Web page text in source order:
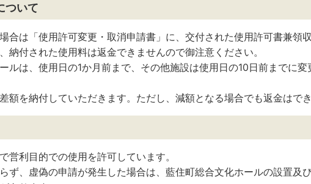
ついて
合は「使用許可変更・取消申請書」に、交付された使用許可書兼領
納付された使用料は返金できませんので御注意ください。
ルは、使用日の1か月前まで、その他施設は使用日の10日前までに
額を納付していただきます。ただし、減額となる場合でも返金はで
営利目的での使用を許可しています。
ず、虚偽の申請が発生した場合は、藍住町総合文化ホールの設置及